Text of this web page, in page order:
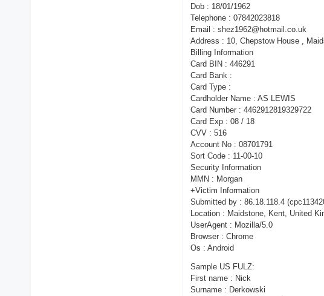
Dob : 18/01/1962
Telephone : 07842023818
Email : shez1962@hotmail.co.uk
Address : 10, Chepstow House ,
Billing Information
Card BIN : 446291
Card Bank :
Card Type :
Cardholder Name : AS LEWIS
Card Number : 4462912819329722
Card Exp : 08 / 18
CVV : 516
Account No : 08701791
Sort Code : 11-00-10
Security Information
MMN : Morgan
+Victim Information
Submitted by : 86.18.118.4
Location : Maidstone, Kent, United
UserAgent : Mozilla/5.0
Browser : Chrome
Os : Android
Sample US FULZ:
First name : Nick
Surname : Derkowski